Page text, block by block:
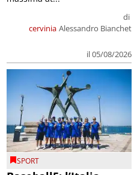
cervinia
di
Alessandro Bianchet
il 05/08/2026
SPORT